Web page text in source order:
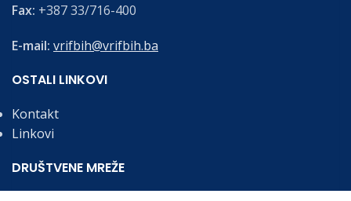
Fax: +387 33/716-400
E-mail: vrifbih@vrifbih.ba
OSTALI LINKOVI
Kontakt
Linkovi
DRUŠTVENE MREŽE